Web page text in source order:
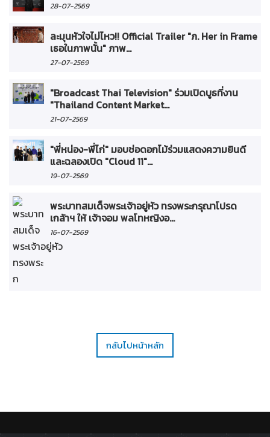
28-07-2569
ละมุนหัวใจไม่ไหว!! Official Trailer "ภ. Her in Frame
เธอในภาพนั้น" ภาพ...
27-07-2569
"Broadcast Thai Television" ร่วมเปิดบูธที่งาน
"Thailand Content Market...
21-07-2569
"พี่หน่อง-พี่ไก่" มอบช่อดอกไม้ร่วมแสดงความยินดี
และฉลองเปิด "Cloud 11"...
19-07-2569
พระบาทสมเด็จพระเจ้าอยู่หัว ทรงพระกรุณาโปรด
เกล้าฯ ให้ เจ้าจอม พลโทหญิงอ...
16-07-2569
กลับไปหน้าหลัก